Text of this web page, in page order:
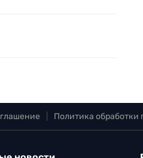
Политика